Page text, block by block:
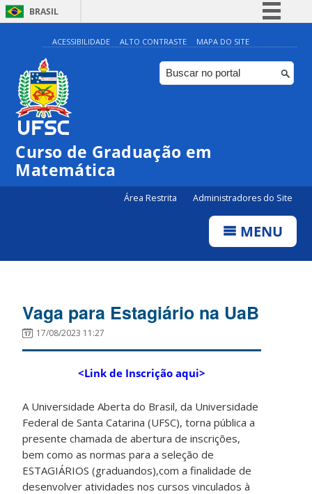
BRASIL
Simplifique!
Comunica BR
Participe
Canais
ACESSIBILIDADE ALTO CONTRASTE MAPA DO SITE
Curso de Graduação em
Matemática
Área Restrita Administradores do Site
MENU
Vaga para Estagiário na UaB
17/08/2023 11:27
<Link de Inscrição aqui>
A Universidade Aberta do Brasil, da Universidade
Federal de Santa Catarina (UFSC), torna pública a
presente chamada de abertura de inscrições,
bem como as normas para a seleção de
ESTAGIÁRIOS (graduandos),com a finalidade de
desenvolver atividades nos cursos vinculados à